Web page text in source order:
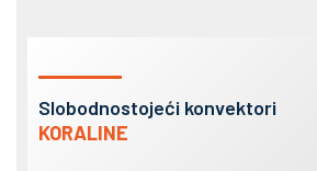
Slobodnostojeći konvektori
KORALINE